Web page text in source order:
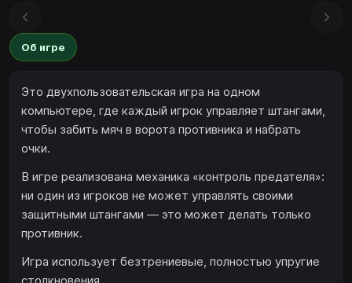
Об игре
Это двухпользовательская игра на одном
компьютере, где каждый игрок управляет штангами,
чтобы забить мяч в ворота противника и набрать
очки.
В игре реализована механика «контроль предателя»:
ни один из игроков не может управлять своими
защитными штангами — это может делать только
противник.
Игра использует безтрениевые, полностью упругие